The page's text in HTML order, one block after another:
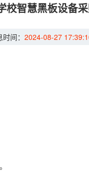
校智慧黑板设备
时间： 2024-08-27